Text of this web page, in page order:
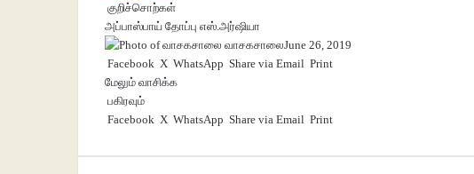
குறிச்சொற்கள்
அப்பாஸ்பாய் தோப்பு எஸ்.அர்ஷியா
வாசகசாலைJune 26, 2019
Facebook X WhatsApp Share via Email Print
மேலும் வாசிக்க
பகிரவும்
Facebook X WhatsApp Share via Email Print